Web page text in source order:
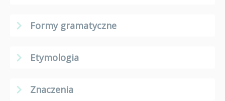
Formy gramatyczne
Etymologia
Znaczenia